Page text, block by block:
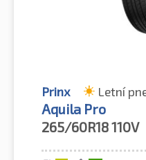
Prinx Letní
Aquila Pro
265/60R18110V